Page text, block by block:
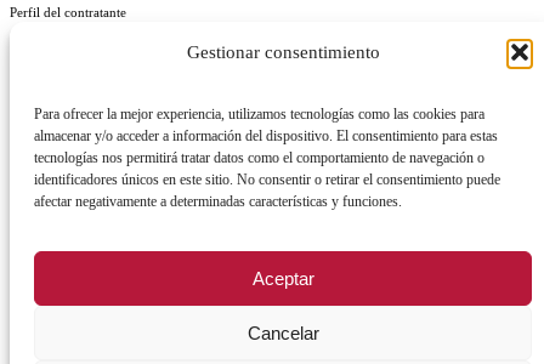
Gestionar consentimiento
Para ofrecer la mejor experiencia, utilizamos tecnologías como las cookies para
almacenar y/o acceder a información del dispositivo. El consentimiento para estas
tecnologías nos permitirá tratar datos como el comportamiento de navegación o
identificadores únicos en este sitio. No consentir o retirar el consentimiento puede
afectar negativamente a determinadas características y funciones.
Aceptar
Cancelar
Perfil del contratante
REGISTRO DE ACTIVIDADES DE TRATAMIENTO